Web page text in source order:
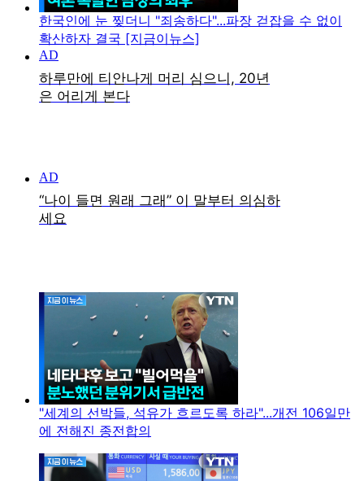
한국인에 눈 찢더니 "죄송하다"...파장 걷잡을 수 없이
확산하자 결국 [지금이뉴스]
"세계의 선박들, 석유가 흐르도록 하라"...개전 106일만
에 전해진 종전합의